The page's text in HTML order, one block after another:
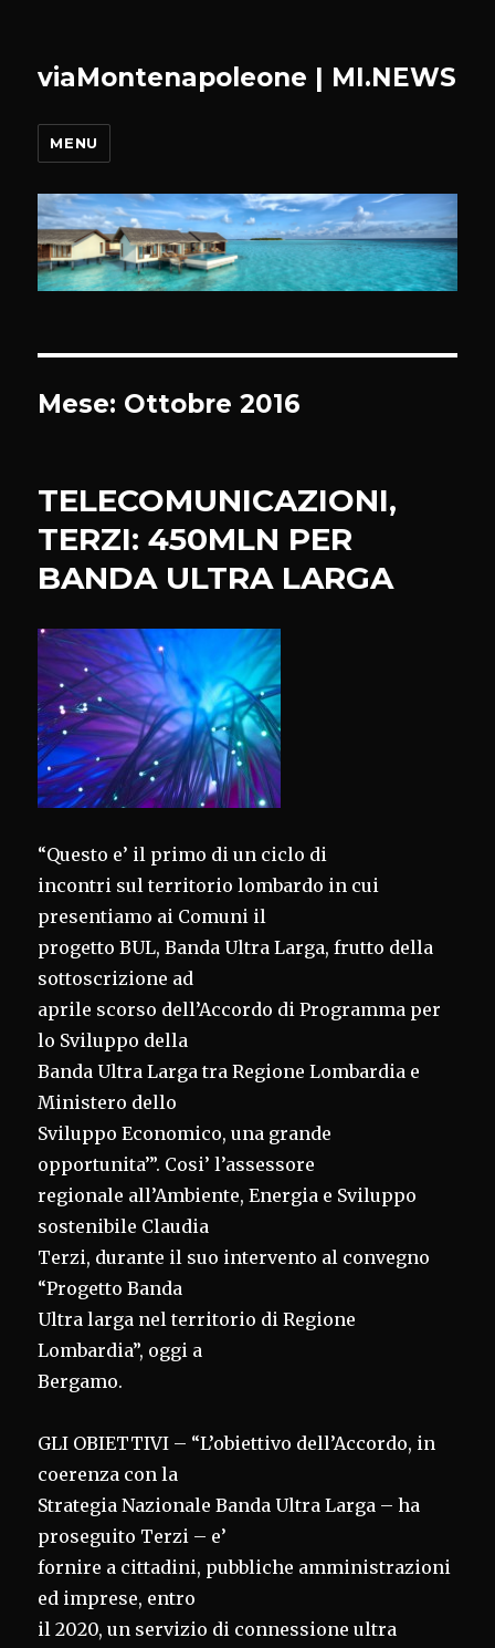
viaMontenapoleone | MI.NEWS
MENU
Mese: Ottobre 2016
TELECOMUNICAZIONI,
TERZI: 450MLN PER
BANDA ULTRA LARGA
“Questo e’ il primo di un ciclo di
incontri sul territorio lombardo in cui
presentiamo ai Comuni il
progetto BUL, Banda Ultra Larga, frutto della
sottoscrizione ad
aprile scorso dell’Accordo di Programma per
lo Sviluppo della
Banda Ultra Larga tra Regione Lombardia e
Ministero dello
Sviluppo Economico, una grande
opportunita’”. Cosi’ l’assessore
regionale all’Ambiente, Energia e Sviluppo
sostenibile Claudia
Terzi, durante il suo intervento al convegno
“Progetto Banda
Ultra larga nel territorio di Regione
Lombardia”, oggi a
Bergamo.
GLI OBIETTIVI – “L’obiettivo dell’Accordo, in
coerenza con la
Strategia Nazionale Banda Ultra Larga – ha
proseguito Terzi – e’
fornire a cittadini, pubbliche amministrazioni
ed imprese, entro
il 2020, un servizio di connessione ultra